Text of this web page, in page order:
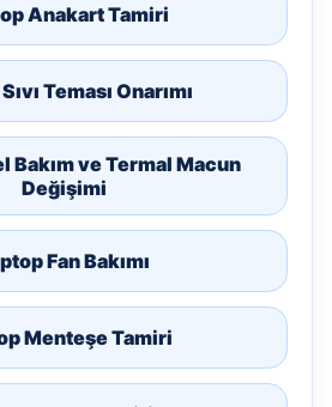
Anakart Tamiri
Teması Onarımı
Bakım ve Termal Macun
Değişimi
Fan Bakımı
Menteşe Tamiri